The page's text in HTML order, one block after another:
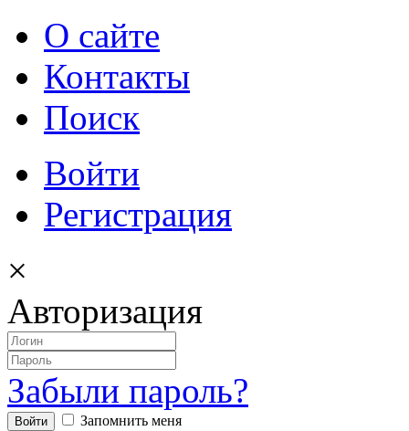
О сайте
Контакты
Поиск
Войти
Регистрация
×
Авторизация
Забыли пароль?
Запомнить меня